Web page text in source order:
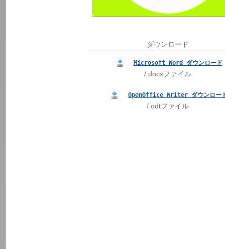
ダウンロード
Microsoft Word ダウンロード
/.docxファイル
OpenOffice Writer ダウンロー
/.odtファイル